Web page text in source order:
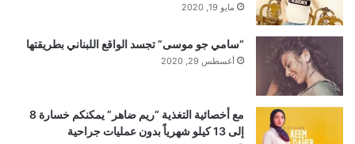
مايو 19, 2020
“سامي جو موسى” تجسد الواقع اللبناني بطريقتها
أغسطس 29, 2020
مع أخصائية التغذية “ريم ضاهر” يمكنكم خسارة 8
إلى 13 كيلو شهرياً بدون عمليات جراحية